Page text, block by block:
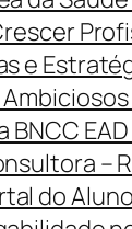
e
EAD
–
do